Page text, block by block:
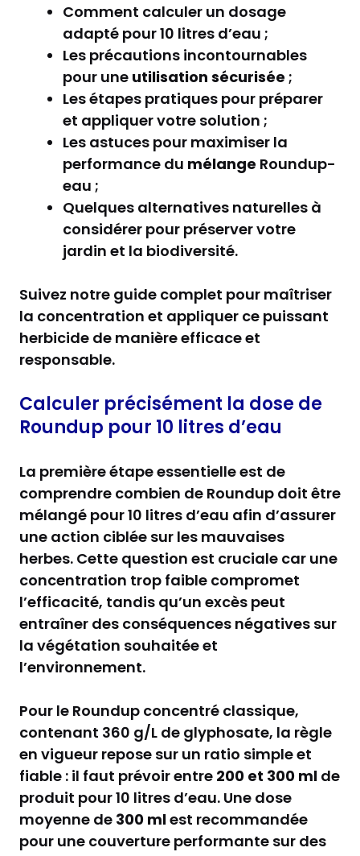
Comment calculer un dosage
adapté pour 10 litres d’eau ;
Les précautions incontournables
pour une utilisation sécurisée ;
Les étapes pratiques pour préparer
et appliquer votre solution ;
Les astuces pour maximiser la
performance du mélange Roundup-
eau ;
Quelques alternatives naturelles à
considérer pour préserver votre
jardin et la biodiversité.
Suivez notre guide complet pour maîtriser
la concentration et appliquer ce puissant
herbicide de manière efficace et
responsable.
Calculer précisément la dose de
Roundup pour 10 litres d’eau
La première étape essentielle est de
comprendre combien de Roundup doit être
mélangé pour 10 litres d’eau afin d’assurer
une action ciblée sur les mauvaises
herbes. Cette question est cruciale car une
concentration trop faible compromet
l’efficacité, tandis qu’un excès peut
entraîner des conséquences négatives sur
la végétation souhaitée et
l’environnement.
Pour le Roundup concentré classique,
contenant 360 g/L de glyphosate, la règle
en vigueur repose sur un ratio simple et
fiable : il faut prévoir entre 200 et 300 ml de
produit pour 10 litres d’eau. Une dose
moyenne de 300 mlest recommandée
pour une couverture performante sur des